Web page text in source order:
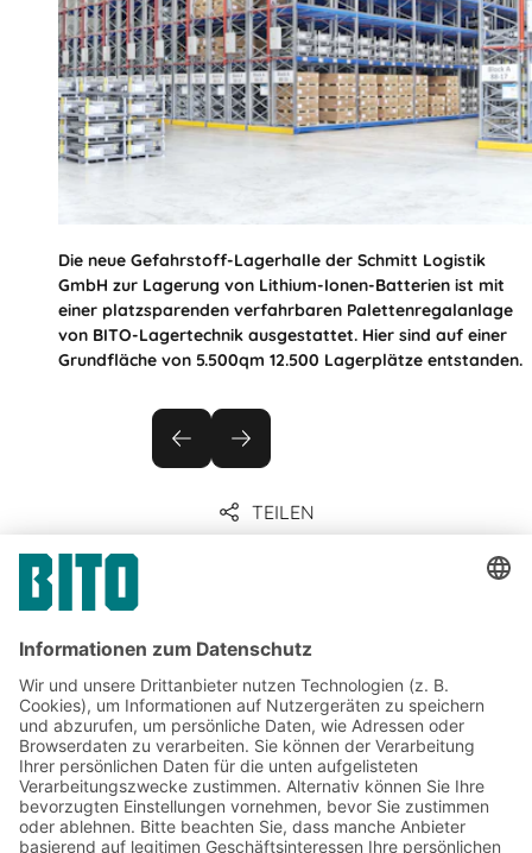
Die neue Gefahrstoff-Lagerhalle der Schmitt Logistik
GmbH zur Lagerung von Lithium-Ionen-Batterien ist mit
einer platzsparenden verfahrbaren Palettenregalanlage
von BITO-Lagertechnik ausgestattet. Hier sind auf einer
Grundfläche von 5.500qm 12.500 Lagerplätze entstanden.
TEILEN
Unternehmenskommunikation
& Presse
Jetzt beim BITO Newsletter
anmelden: